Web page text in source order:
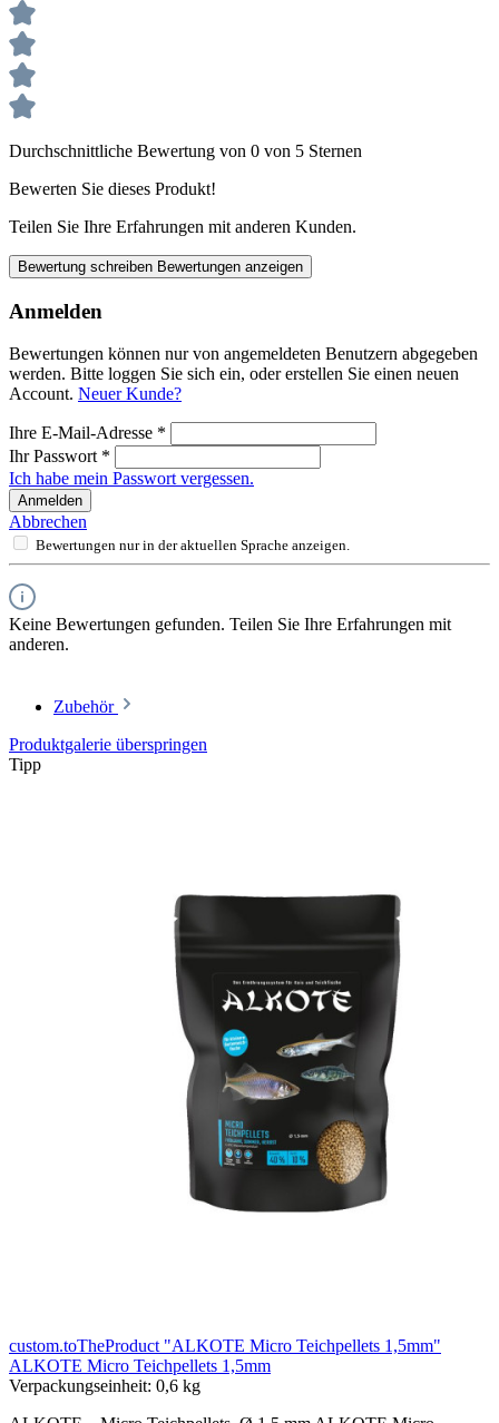
Durchschnittliche Bewertung von 0 von 5 Sternen
Bewerten Sie dieses Produkt!
Teilen Sie Ihre Erfahrungen mit anderen Kunden.
Bewertung schreiben Bewertungen anzeigen
Anmelden
Bewertungen können nur von angemeldeten Benutzern abgegeben
werden. Bitte loggen Sie sich ein, oder erstellen Sie einen neuen
Account. Neuer Kunde?
Ihre E-Mail-Adresse *
Ihr Passwort *
Ich habe mein Passwort vergessen.
Anmelden
Abbrechen
Bewertungen nur in der aktuellen Sprache anzeigen.
Keine Bewertungen gefunden. Teilen Sie Ihre Erfahrungen mit
anderen.
Zubehör
Produktgalerie überspringen
Tipp
custom.toTheProduct "ALKOTE Micro Teichpellets 1,5mm"
ALKOTE Micro Teichpellets 1,5mm
Verpackungseinheit: 0,6 kg